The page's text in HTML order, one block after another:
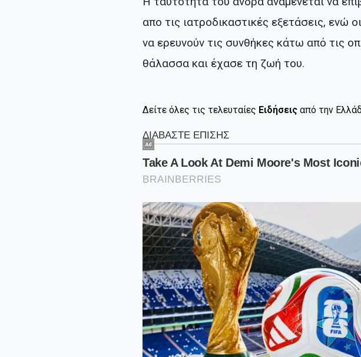
απο τις ιατροδικαστικές εξετάσεις, ενώ
να ερευνούν τις συνθήκες κάτω από τις
θάλασσα και έχασε τη ζωή του.
Δείτε όλες τις τελευταίες Ειδήσεις από την